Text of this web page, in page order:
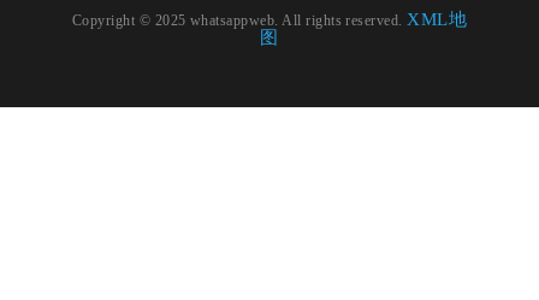
Copyright © 2025 whatsappweb. All rights reserved.XML地
图